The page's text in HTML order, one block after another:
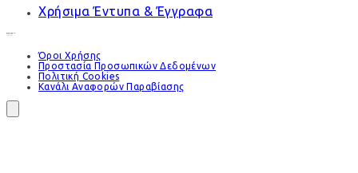
Χρήσιμα Έντυπα & Έγγραφα
Όροι Χρήσης
Προστασία Προσωπικών Δεδομένων
Πολιτική Cookies
Κανάλι Αναφορών Παραβίασης